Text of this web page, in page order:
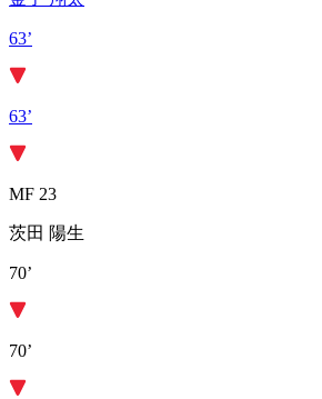
63’
63’
MF 23
茨田 陽生
70’
70’